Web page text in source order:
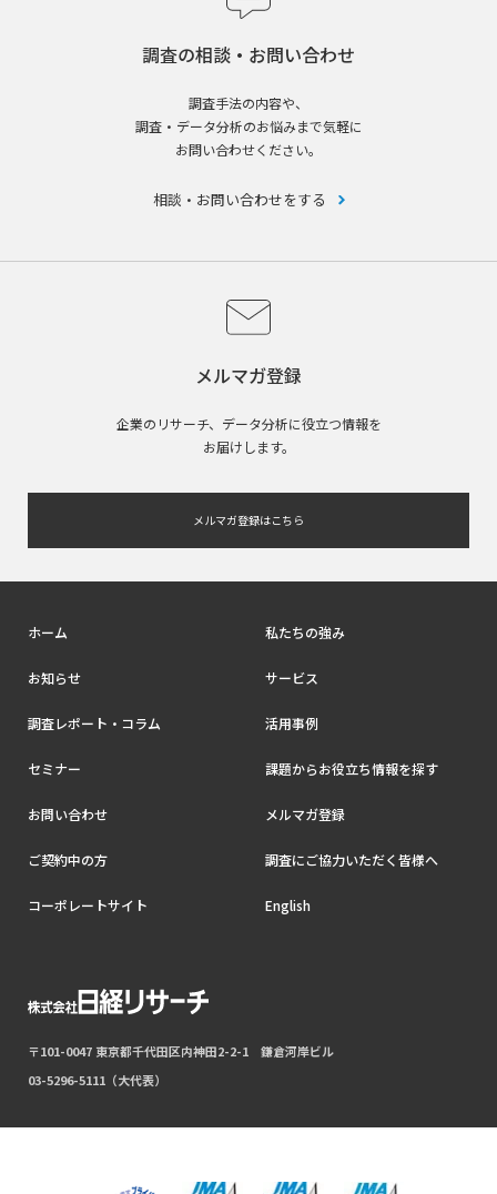
調査の相談・お問い合わせ
調査手法の内容や、
調査・データ分析のお悩みまで気軽に
お問い合わせください。
相談・お問い合わせをする
メルマガ登録
企業のリサーチ、データ分析に役立つ情報を
お届けします。
メルマガ登録はこちら
ホーム 私たちの強み
お知らせ サービス
調査レポート・コラム 活用事例
セミナー 課題からお役立ち情報を探す
お問い合わせ メルマガ登録
ご契約中の方 調査にご協力いただく皆様へ
コーポレートサイト English
〒101-0047 東京都千代田区内神田2-2-1 鎌倉河岸ビル
03-5296-5111（大代表）